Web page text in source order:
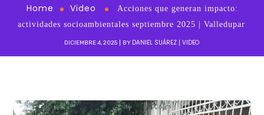
Home Video
Acciones que generan impacto:
actividades socioambientales septiembre 2025 | Valledupar
DICIEMBRE 4, 2025 BY DANIEL SUÁREZ VIDEO